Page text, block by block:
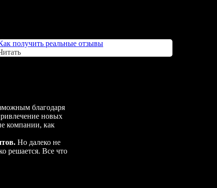
получить реальные отзывы
благодаря
новых
компании, как
Но далеко не
решается. Все что